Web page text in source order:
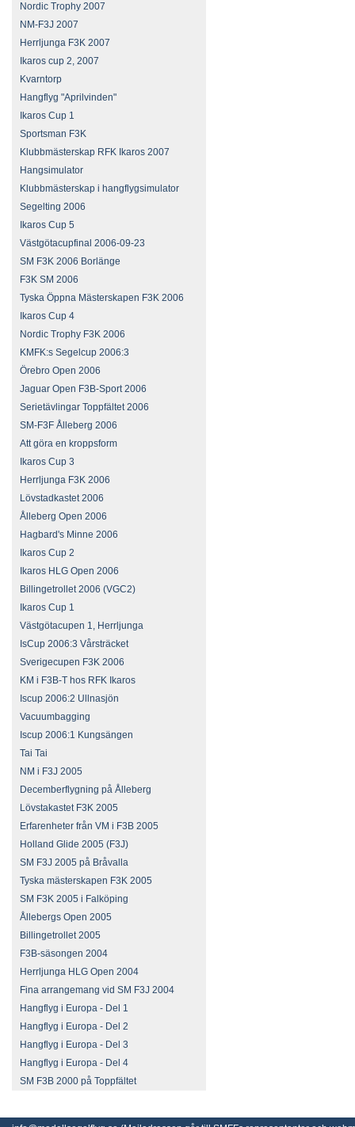
Nordic Trophy 2007
NM-F3J 2007
Herrljunga F3K 2007
Ikaros cup 2, 2007
Kvarntorp
Hangflyg "Aprilvinden"
Ikaros Cup 1
Sportsman F3K
Klubbmästerskap RFK Ikaros 2007
Hangsimulator
Klubbmästerskap i hangflygsimulator
Segelting 2006
Ikaros Cup 5
Västgötacupfinal 2006-09-23
SM F3K 2006 Borlänge
F3K SM 2006
Tyska Öppna Mästerskapen F3K 2006
Ikaros Cup 4
Nordic Trophy F3K 2006
KMFK:s Segelcup 2006:3
Örebro Open 2006
Jaguar Open F3B-Sport 2006
Serietävlingar Toppfältet 2006
SM-F3F Ålleberg 2006
Att göra en kroppsform
Ikaros Cup 3
Herrljunga F3K 2006
Lövstadkastet 2006
Ålleberg Open 2006
Hagbard's Minne 2006
Ikaros Cup 2
Ikaros HLG Open 2006
Billingetrollet 2006 (VGC2)
Ikaros Cup 1
Västgötacupen 1, Herrljunga
IsCup 2006:3 Vårsträcket
Sverigecupen F3K 2006
KM i F3B-T hos RFK Ikaros
Iscup 2006:2 Ullnasjön
Vacuumbagging
Iscup 2006:1 Kungsängen
Tai Tai
NM i F3J 2005
Decemberflygning på Ålleberg
Lövstakastet F3K 2005
Erfarenheter från VM i F3B 2005
Holland Glide 2005 (F3J)
SM F3J 2005 på Bråvalla
Tyska mästerskapen F3K 2005
SM F3K 2005 i Falköping
Ållebergs Open 2005
Billingetrollet 2005
F3B-säsongen 2004
Herrljunga HLG Open 2004
Fina arrangemang vid SM F3J 2004
Hangflyg i Europa - Del 1
Hangflyg i Europa - Del 2
Hangflyg i Europa - Del 3
Hangflyg i Europa - Del 4
SM F3B 2000 på Toppfältet